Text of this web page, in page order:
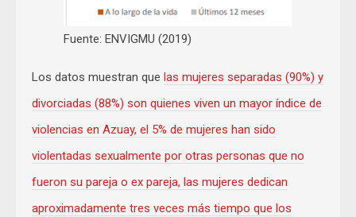
Fuente: ENVIGMU (2019)
Los datos muestran que las mujeres separadas (90%) y
divorciadas (88%) son quienes viven un mayor índice de
violencias en Azuay, el 5% de mujeres han sido
violentadas sexualmente por otras personas que no
fueron su pareja o ex pareja, las mujeres dedican
aproximadamente tres veces más tiempo que los